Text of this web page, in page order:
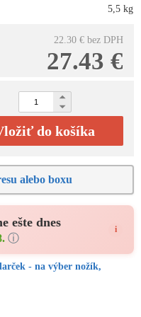
5,5 kg
22.30 € bez DPH
27.43 €
do košíka
alebo boxu
ešte dnes
ⓘ
i
- na výber nožík,